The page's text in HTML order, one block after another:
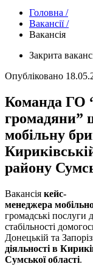
Головна /
Вакансії /
Вакансія
Закрита
Опубліковано
Команда ГО
громадяни”
мобільну
району
Вакансія кейс-
менеджера
громадські послуги
стабільності
Донецькій та
діяльності в
Сумської області.